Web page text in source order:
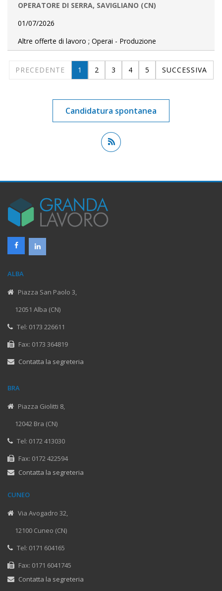
OPERATORE DI SERRA, SAVIGLIANO (CN)
01/07/2026
Altre offerte di lavoro ; Operai - Produzione
PRECEDENTE 1 2 3 4 5 SUCCESSIVA
Candidatura spontanea
ALBA
Piazza San Paolo 3,
12051 Alba (CN)
Tel: 0173 226611
Fax: 0173 364819
Contatta la segreteria
BRA
Piazza Giolitti 8,
12042 Bra (CN)
Tel: 0172 413030
Fax: 0172 422594
Contatta la segreteria
CUNEO
Via Avogadro 32,
12100 Cuneo (CN)
Tel: 0171 604165
Fax: 0171 6041745
Contatta la segreteria